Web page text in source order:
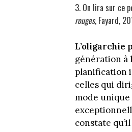
3. On lira sur ce
rouges, Fayard,
L’oligarchie
génération à
planification
celles qui
mode
constate